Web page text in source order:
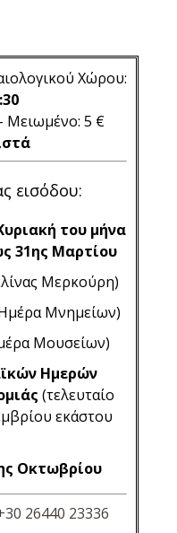
Χώρου:
Μειωμένο: 5 €
εισόδου:
του μήνα
31ης Μαρτίου
Μερκούρη)
Μνημείων)
Μουσείων)
Ημερών
(τελευταίο
εκάστου
Οκτωβρίου
26440 23336